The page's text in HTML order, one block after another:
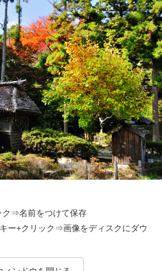
ク⇒名前をつけて保存
ー+クリック⇒画像をディスクにダウ